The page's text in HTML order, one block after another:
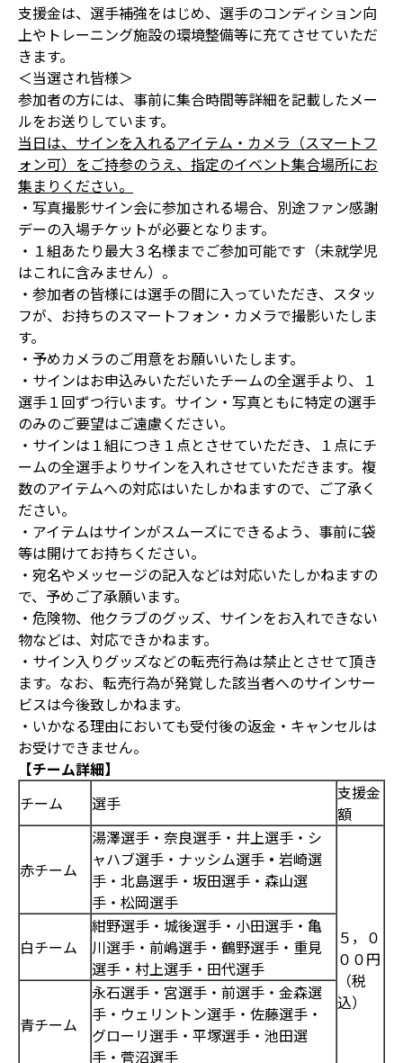
支援金は、選手補強をはじめ、選手のコンディション向
上やトレーニング施設の環境整備等に充てさせていただ
きます。
＜当選され皆様＞
参加者の方には、事前に集合時間等詳細を記載したメー
ルをお送りしています。
当日は、サインを入れるアイテム・カメラ（スマートフ
ォン可）をご持参のうえ、指定のイベント集合場所にお
集まりください。
・写真撮影サイン会に参加される場合、別途ファン感謝
デーの入場チケットが必要となります。
・１組あたり最大３名様までご参加可能です（未就学児
はこれに含みません）。
・参加者の皆様には選手の間に入っていただき、スタッ
フが、お持ちのスマートフォン・カメラで撮影いたしま
す。
・予めカメラのご用意をお願いいたします。
・サインはお申込みいただいたチームの全選手より、１
選手１回ずつ行います。サイン・写真ともに特定の選手
のみのご要望はご遠慮ください。
・サインは１組につき１点とさせていただき、１点にチ
ームの全選手よりサインを入れさせていただきます。複
数のアイテムへの対応はいたしかねますので、ご了承く
ださい。
・アイテムはサインがスムーズにできるよう、事前に袋
等は開けてお持ちください。
・宛名やメッセージの記入などは対応いたしかねますの
で、予めご了承願います。
・危険物、他クラブのグッズ、サインをお入れできない
物などは、対応できかねます。
・サイン入りグッズなどの転売行為は禁止とさせて頂き
ます。なお、転売行為が発覚した該当者へのサインサー
ビスは今後致しかねます。
・いかなる理由においても受付後の返金・キャンセルは
お受けできません。
【チーム詳細】
チーム
選手
支援金
額
赤チーム
湯澤選手・奈良選手・井上選手・シ
ャハブ選手・ナッシム選手 ・ 岩崎選
手・北島選手・坂田選手・森山選
手・松岡選手
５，０
００円
（税
込）
白チーム
紺野選手・城後選手・小田選手・亀
川選手・前嶋選手・鶴野選手・重見
選手・村上選手・田代選手
青チーム
永石選手・宮選手・前選手・金森選
手・ウェリントン選手・佐藤選手・
グローリ選手・平塚選手・池田選
手・菅沼選手